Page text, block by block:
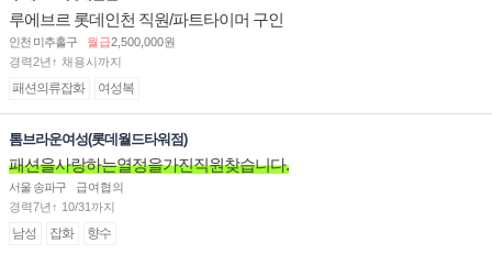
루에브르 롯데인천 직원/파트타이머 구인
인천 미추홀구 월급2,500,000원
경력2년↑ 채용시까지
패션의류잡화 여성복
톰브라운여성(롯데월드타워점)
패션을사랑하는열정을가진직원찾습니다.
서울 송파구
급여협의
경력7년↑ 10/31까지
남성 잡화 향수